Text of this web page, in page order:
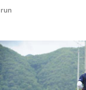
run